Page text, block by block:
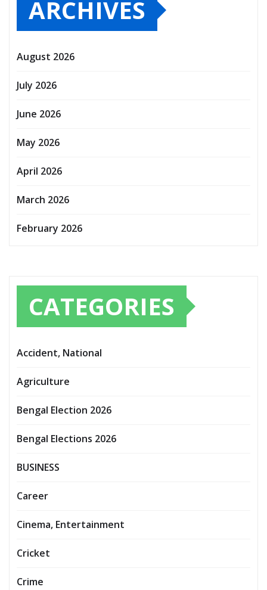
ARCHIVES
August 2026
July 2026
June 2026
May 2026
April 2026
March 2026
February 2026
CATEGORIES
Accident, National
Agriculture
Bengal Election 2026
Bengal Elections 2026
BUSINESS
Career
Cinema, Entertainment
Cricket
Crime